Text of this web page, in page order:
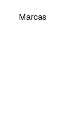
Marcas